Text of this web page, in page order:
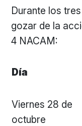
Durante los
gozar de la
4 NACAM:
Día
Viernes 28 de
octubre